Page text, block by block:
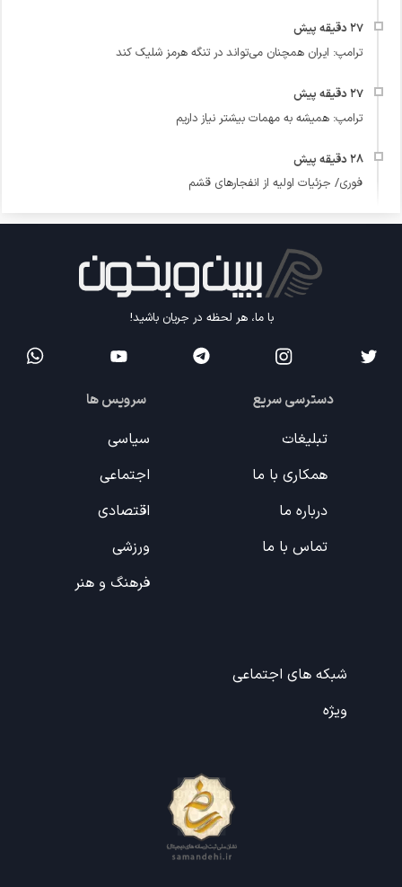
ترامپ: ایران همچنان می‌تواند در تنگه هرمز شلیک کند
ترامپ: همیشه به مهمات بیشتر نیاز داریم
فوری/ جزئیات اولیه از انفجارهای قشم
با ما، هر لحظه در جریان باشید!
دسترسی سریع
تبلیغات
همکاری با ما
درباره ما
تماس با ما
سرویس ها
سیاسی
اجتماعی
اقتصادی
ورزشی
فرهنگ و هنر
شبکه های اجتماعی
ویژه